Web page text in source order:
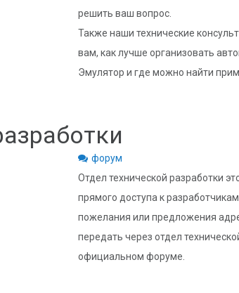
решить ваш вопрос.
Также наши технические
вам, как лучше организовать
Эмулятор и где можно найти
форум
Отдел технической разработки
прямого доступа к
пожелания или предложения
передать через отдел
официальном форуме.